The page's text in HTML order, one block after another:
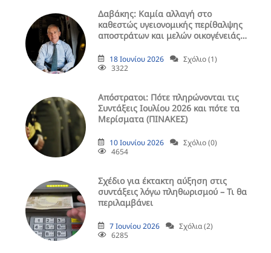
Δαβάκης: Καμία αλλαγή στο
καθεστώς υγειονομικής περίθαλψης
αποστράτων και μελών οικογένειάς
18 Ιουνίου 2026
Σχόλιο (1)
3322
Aπόστρατοι: Πότε πληρώνονται τις
Συντάξεις Ιουλίου 2026 και πότε τα
Μερίσματα (ΠΙΝΑΚΕΣ)
10 Ιουνίου 2026
Σχόλιο (0)
4654
Σχέδιο για έκτακτη αύξηση στις
συντάξεις λόγω πληθωρισμού – Τι θα
περιλαμβάνει
7 Ιουνίου 2026
Σχόλια (2)
6285